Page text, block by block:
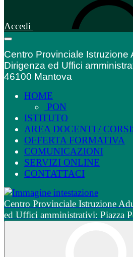
Accedi
Centro Provinciale Istruzione
Dirigenza ed Uffici
46100 Mantova
HOME
PON
ISTITUTO
AREA DOCENTI /
OFFERTA FORMATIVA
COMUNICAZIONI
SERVIZI ONLINE
CONTATTACI
Centro Provinciale Istruzione
ed Uffici amministrativi: Piazza